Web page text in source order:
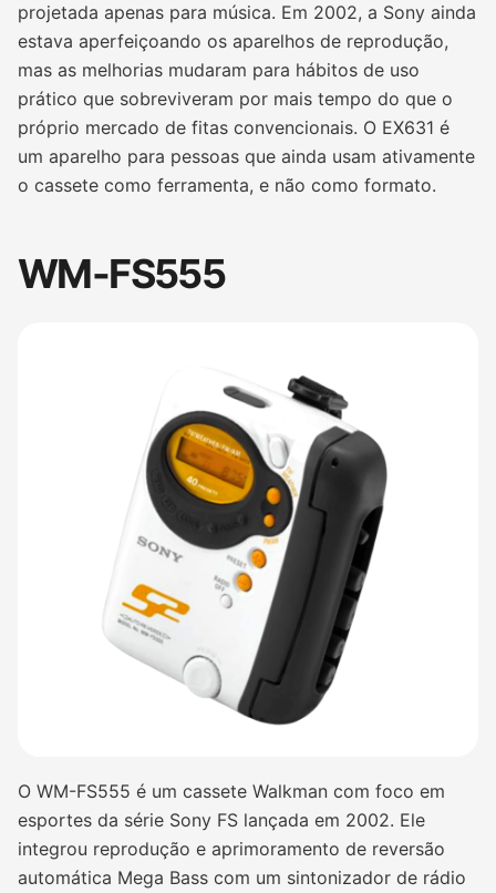
projetada apenas para música. Em 2002, a Sony ainda
estava aperfeiçoando os aparelhos de reprodução,
mas as melhorias mudaram para hábitos de uso
prático que sobreviveram por mais tempo do que o
próprio mercado de fitas convencionais. O EX631 é
um aparelho para pessoas que ainda usam ativamente
o cassete como ferramenta, e não como formato.
WM-FS555
O WM-FS555 é um cassete Walkman com foco em
esportes da série Sony FS lançada em 2002. Ele
integrou reprodução e aprimoramento de reversão
automática Mega Bass com um sintonizador de rádio